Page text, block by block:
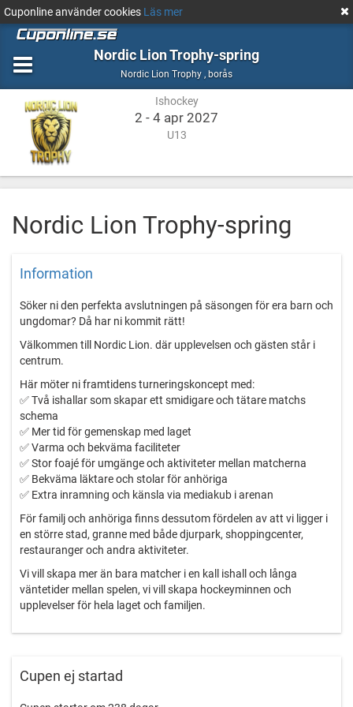
Cuponline använder cookies Läs mer
Nordic Lion Trophy-spring
Nordic Lion Trophy , Ishockey
boråsborås
Ishockey
2 - 4 apr 2027
U13
Nordic Lion Trophy-spring
Information
Söker ni den perfekta avslutningen på säsongen för era barn och
ungdomar? Då har ni kommit rätt!
Välkommen till Nordic Lion. där upplevelsen och gästen står i
centrum.
Här möter ni framtidens turneringskoncept med:
✅ Två ishallar som skapar ett smidigare och tätare matchs
schema
✅ Mer tid för gemenskap med laget
✅ Varma och bekväma faciliteter
✅ Stor foajé för umgänge och aktiviteter mellan matcherna
✅ Bekväma läktare och stolar för anhöriga
✅ Extra inramning och känsla via mediakub i arenan
För familj och anhöriga finns dessutom fördelen av att vi ligger i
en större stad, granne med både djurpark, shoppingcenter,
restauranger och andra aktiviteter.
Vi vill skapa mer än bara matcher i en kall ishall och långa
väntetider mellan spelen, vi vill skapa hockeyminnen och
upplevelser för hela laget och familjen.
Nordic Lion – When Experience Matters!
Cupen ej startad